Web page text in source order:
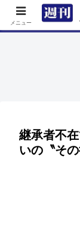
TOP 特集
継承者不
いの〝そ
メニュー